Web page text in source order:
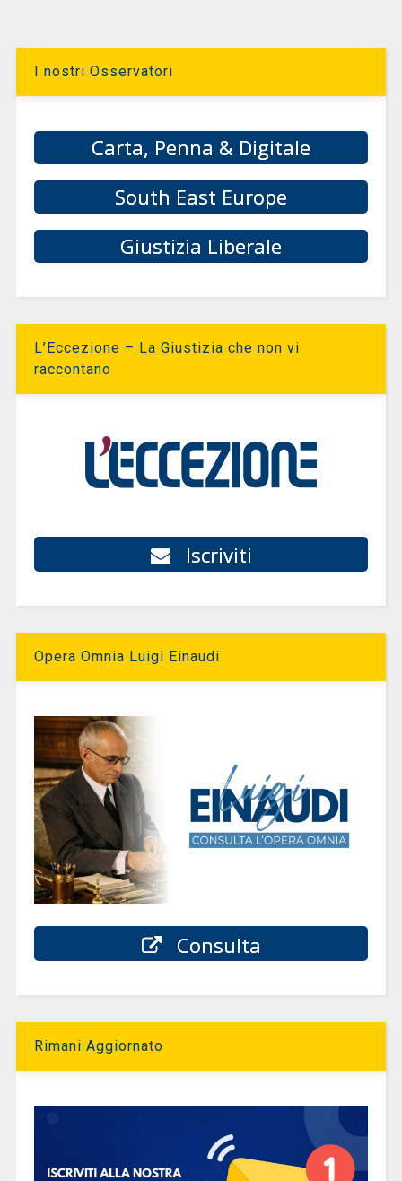
I nostri Osservatori
Carta, Penna & Digitale
South East Europe
Giustizia Liberale
L’Eccezione – La Giustizia che non vi
raccontano
Iscriviti
Opera Omnia Luigi Einaudi
Consulta
Rimani Aggiornato